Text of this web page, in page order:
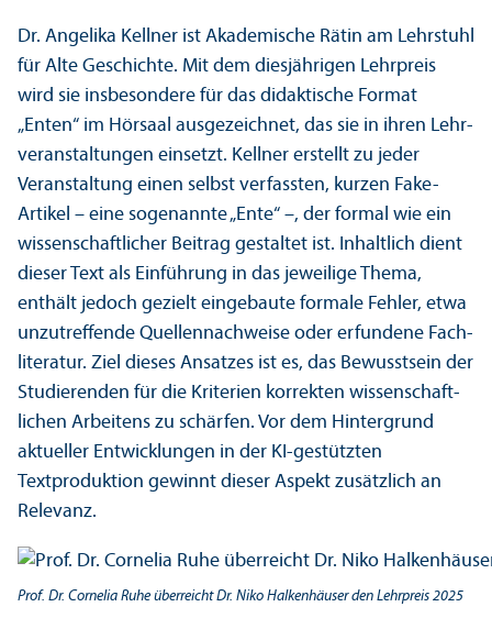
Dr. Angelika Kellner ist Akademische Rätin am Lehr­stuhl
für Alte Geschichte. Mit dem diesjährigen Lehr­preis
wird sie insbesondere für das didaktische Format
„Enten“ im Hörsaal ausgezeichnet, das sie in ihren Lehr­
veranstaltungen einsetzt. Kellner erstellt zu jeder
Veranstaltung einen selbst verfassten, kurzen Fake-
Artikel – eine sogenannte „Ente“ –, der formal wie ein
wissenschaft­licher Beitrag gestaltet ist. Inhaltlich dient
dieser Text als Einführung in das jeweilige Thema,
enthält jedoch gezielt eingebaute formale Fehler, etwa
unzutreffende Quellennachweise oder erfundene Fach­
literatur. Ziel dieses Ansatzes ist es, das Bewusstsein der
Studierenden für die Kriterien korrekten wissenschaft­
lichen Arbeitens zu schärfen. Vor dem Hintergrund
aktueller Entwicklungen in der KI-gestützten
Textproduktion gewinnt dieser Aspekt zusätzlich an
Relevanz.
Prof. Dr. Cornelia Ruhe überreicht Dr. Niko Halkenhäuser den Lehr­preis 2025